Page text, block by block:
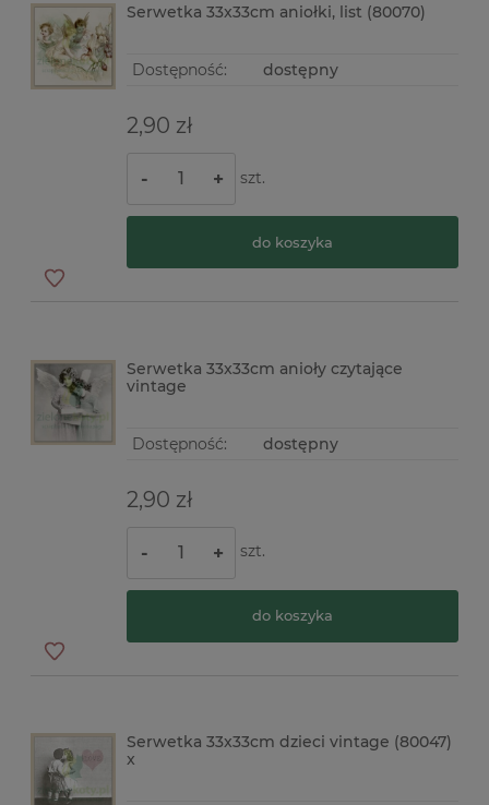
Serwetka 33x33cm aniołki, list (80070)
Dostępność: dostępny
2,90 zł
- + szt.
do koszyka
Serwetka 33x33cm anioły czytające
vintage
Dostępność: dostępny
2,90 zł
- + szt.
do koszyka
Serwetka 33x33cm dzieci vintage (80047)
x